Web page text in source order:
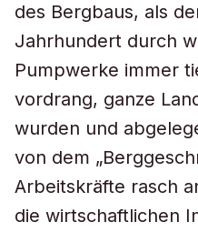
des Bergbaus, als
Jahrhundert durch
Pumpwerke immer
vordrang, ganze
wurden und
von dem
Arbeitskräfte rasch
die wirtschaftlichen